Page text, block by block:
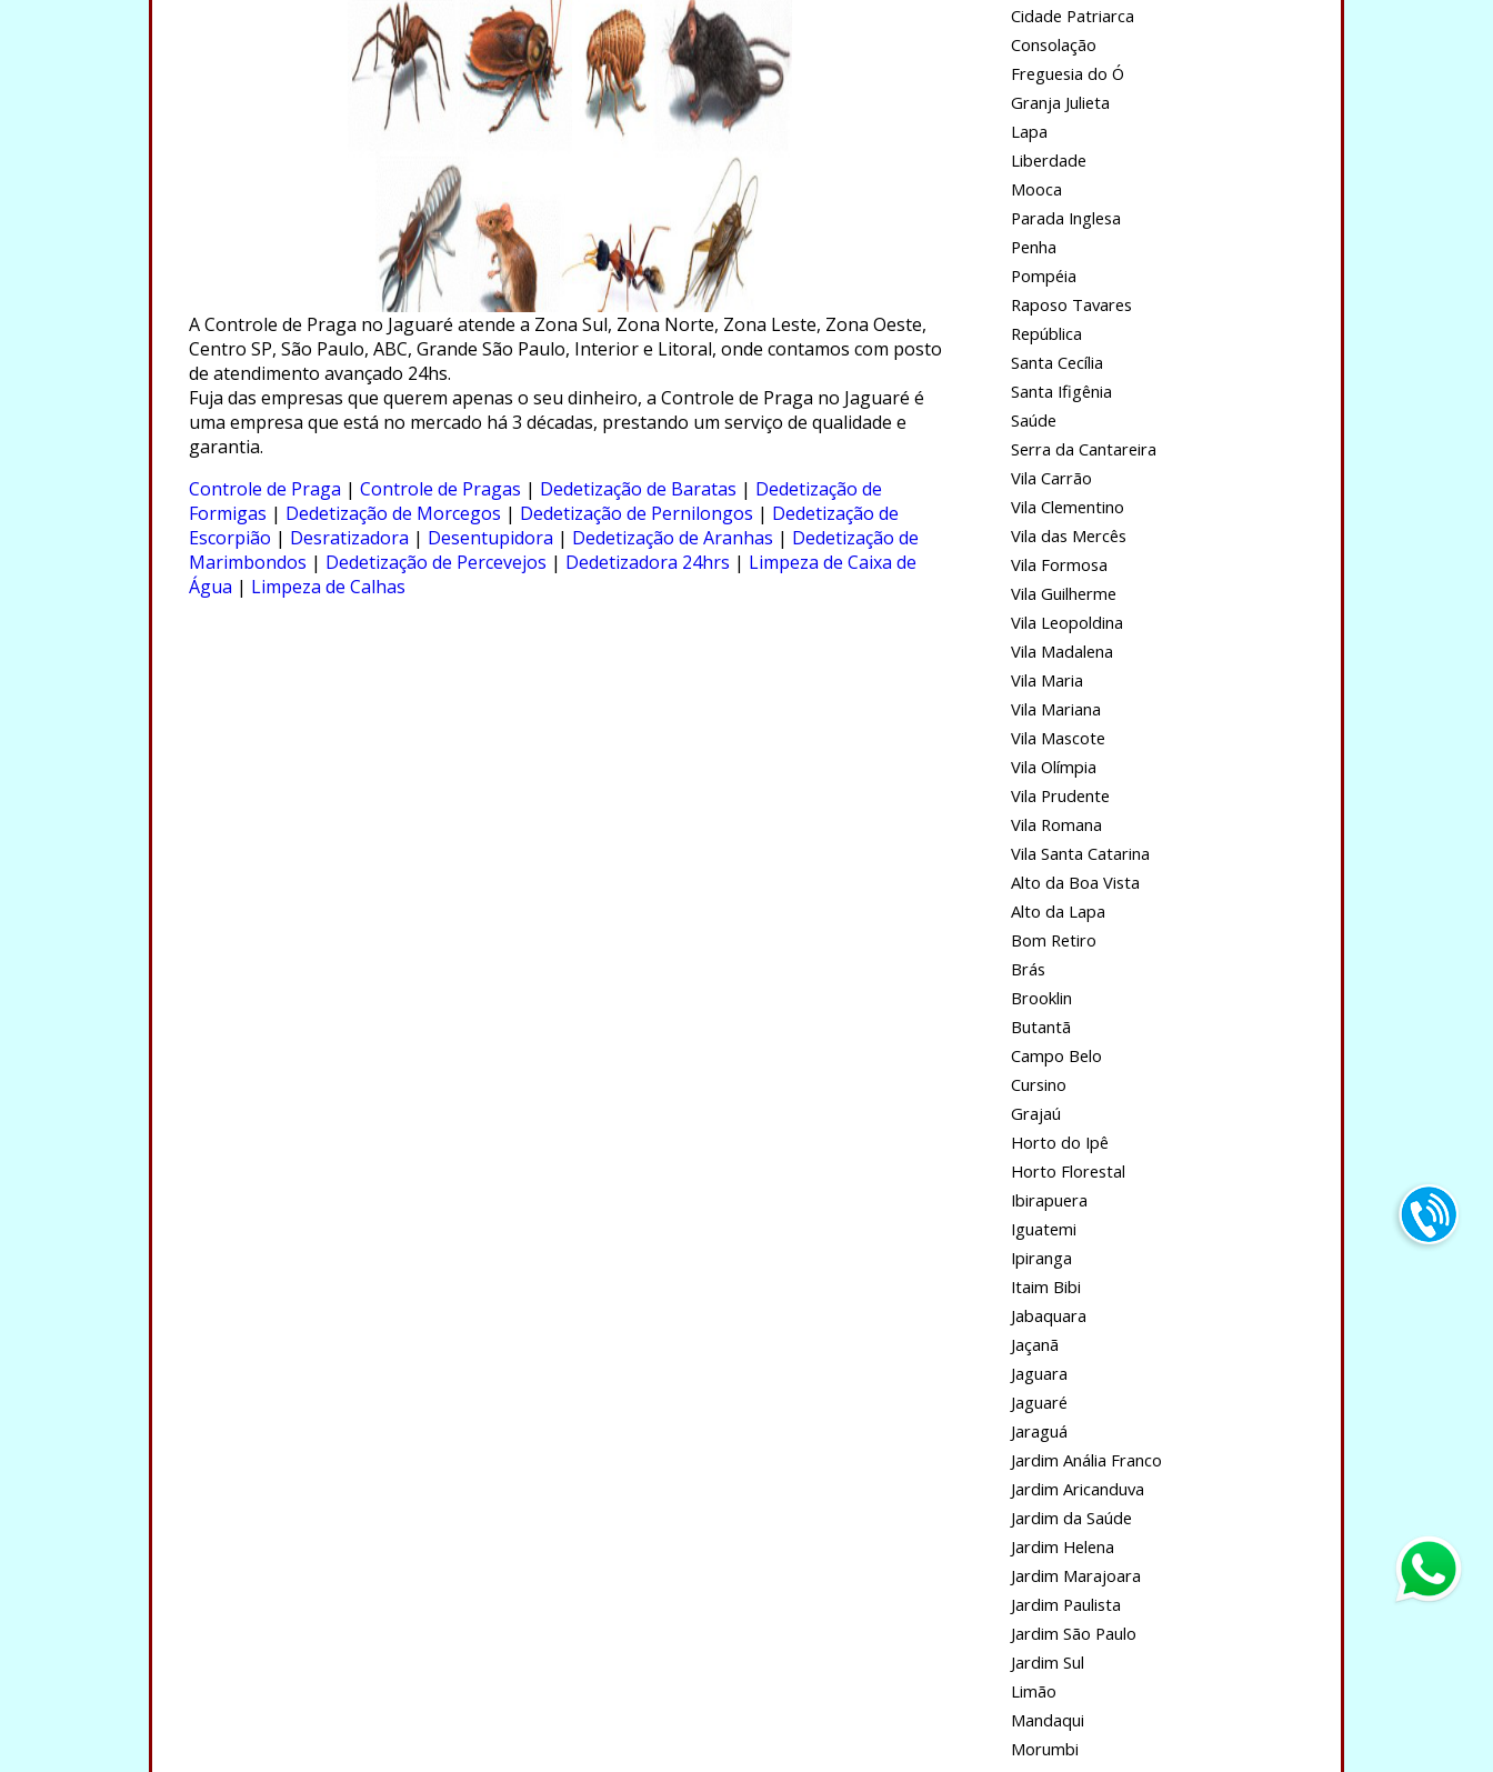
A Controle de Praga no Jaguaré atende a Zona Sul, Zona Norte, Zona Leste, Zona Oeste,
Centro SP, São Paulo, ABC, Grande São Paulo, Interior e Litoral, onde contamos com posto
de atendimento avançado 24hs.
Fuja das empresas que querem apenas o seu dinheiro, a Controle de Praga no Jaguaré é
uma empresa que está no mercado há 3 décadas, prestando um serviço de qualidade e
garantia.
Controle de Praga | Controle de Pragas | Dedetização de Baratas | Dedetização de
Formigas | Dedetização de Morcegos | Dedetização de Pernilongos | Dedetização de
Escorpião | Desratizadora | Desentupidora | Dedetização de Aranhas | Dedetização de
Marimbondos | Dedetização de Percevejos | Dedetizadora 24hrs | Limpeza de Caixa de
Água | Limpeza de Calhas
Cidade Patriarca
Consolação
Freguesia do Ó
Granja Julieta
Lapa
Liberdade
Mooca
Parada Inglesa
Penha
Pompéia
Raposo Tavares
República
Santa Cecília
Santa Ifigênia
Saúde
Serra da Cantareira
Vila Carrão
Vila Clementino
Vila das Mercês
Vila Formosa
Vila Guilherme
Vila Leopoldina
Vila Madalena
Vila Maria
Vila Mariana
Vila Mascote
Vila Olímpia
Vila Prudente
Vila Romana
Vila Santa Catarina
Alto da Boa Vista
Alto da Lapa
Bom Retiro
Brás
Brooklin
Butantã
Campo Belo
Cursino
Grajaú
Horto do Ipê
Horto Florestal
Ibirapuera
Iguatemi
Ipiranga
Itaim Bibi
Jabaquara
Jaçanã
Jaguara
Jaguaré
Jaraguá
Jardim Anália Franco
Jardim Aricanduva
Jardim da Saúde
Jardim Helena
Jardim Marajoara
Jardim Paulista
Jardim São Paulo
Jardim Sul
Limão
Mandaqui
Morumbi